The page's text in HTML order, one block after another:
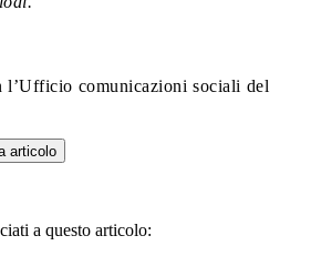
l’Ufficio comunicazioni sociali del
articolo
a questo articolo: